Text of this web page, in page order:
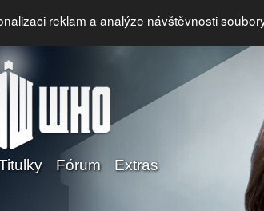
reklam a analýze návštěvnosti
Fórum Extras